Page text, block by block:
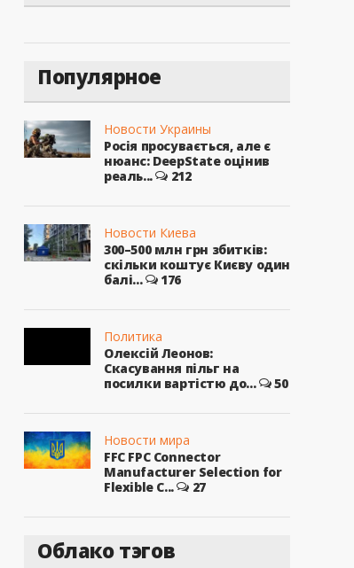
Популярное
Новости Украины
Росія просувається, але є
нюанс: DeepState оцінив
реаль...
212
Новости Киева
300–500 млн грн збитків:
скільки коштує Києву один
балі...
176
Политика
Олексій Леонов:
Скасування пільг на
посилки вартістю до...
50
Новости мира
FFC FPC Connector
Manufacturer Selection for
Flexible C...
27
Облако тэгов